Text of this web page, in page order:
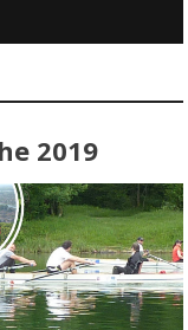
2019